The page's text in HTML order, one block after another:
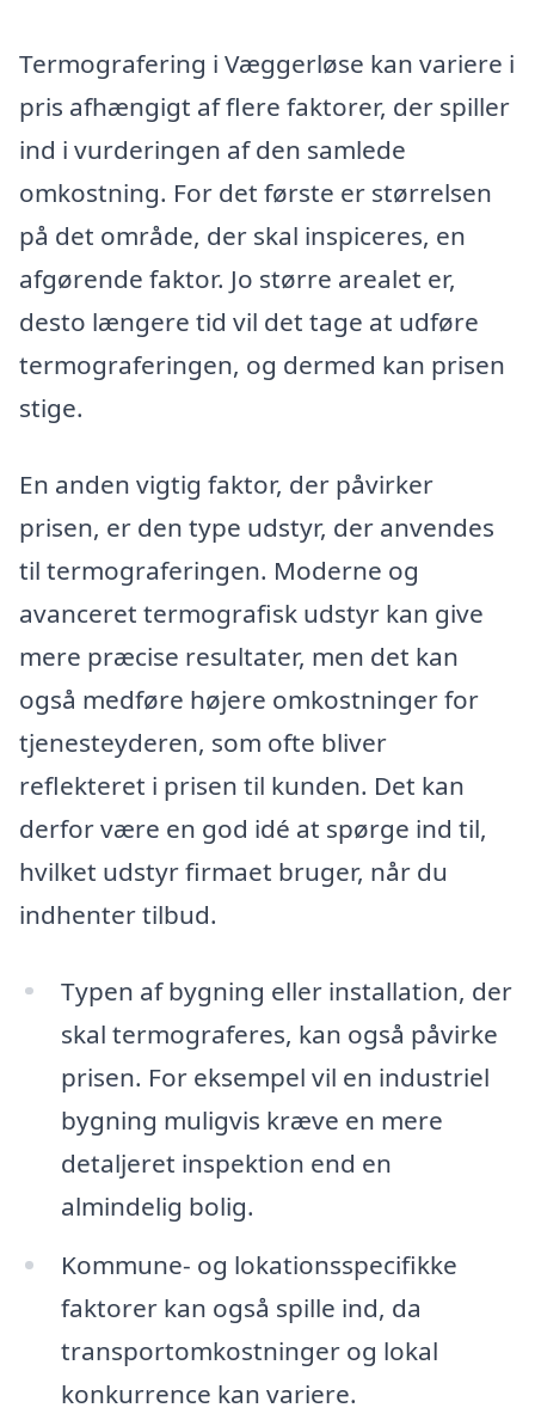
Termografering i Væggerløse kan variere i
pris afhængigt af flere faktorer, der spiller
ind i vurderingen af den samlede
omkostning. For det første er størrelsen
på det område, der skal inspiceres, en
afgørende faktor. Jo større arealet er,
desto længere tid vil det tage at udføre
termograferingen, og dermed kan prisen
stige.
En anden vigtig faktor, der påvirker
prisen, er den type udstyr, der anvendes
til termograferingen. Moderne og
avanceret termografisk udstyr kan give
mere præcise resultater, men det kan
også medføre højere omkostninger for
tjenesteyderen, som ofte bliver
reflekteret i prisen til kunden. Det kan
derfor være en god idé at spørge ind til,
hvilket udstyr firmaet bruger, når du
indhenter tilbud.
Typen af bygning eller installation, der
skal termograferes, kan også påvirke
prisen. For eksempel vil en industriel
bygning muligvis kræve en mere
detaljeret inspektion end en
almindelig bolig.
Kommune- og lokationsspecifikke
faktorer kan også spille ind, da
transportomkostninger og lokal
konkurrence kan variere.